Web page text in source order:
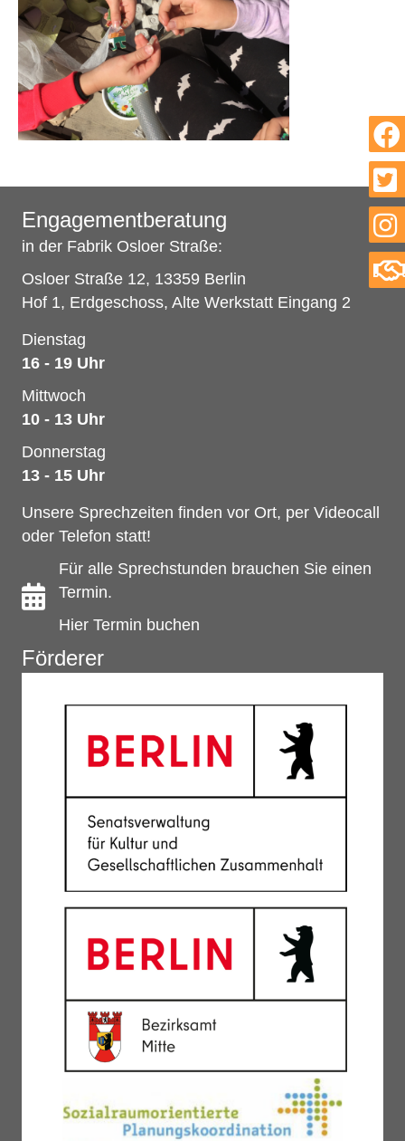
Engagementberatung
in der Fabrik Osloer Straße:
Osloer Straße 12, 13359 Berlin
Hof 1, Erdgeschoss, Alte Werkstatt Eingang 2
Dienstag
16 - 19 Uhr
Mittwoch
10 - 13 Uhr
Donnerstag
13 - 15 Uhr
Unsere Sprechzeiten finden vor Ort, per Videocall
oder Telefon statt!
Für alle Sprechstunden brauchen Sie einen
Termin.
Hier Termin buchen
Förderer